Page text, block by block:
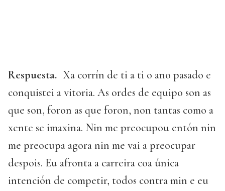
Respuesta. Xa corrín de ti a ti o ano pasado e
conquistei a vitoria. As ordes de equipo son as
que son, foron as que foron, non tantas como a
xente se imaxina. Nin me preocupou entón nin
me preocupa agora nin me vai a preocupar
despois. Eu afronta a carreira coa única
intención de competir, todos contra min e eu